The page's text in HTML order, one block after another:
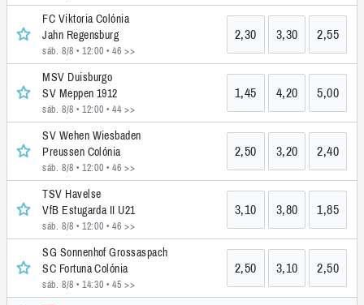
FC Viktoria Colónia
Jahn Regensburg
sáb. 8/8 • 12:00 • 46 >>
2,30 3,30 2,55
MSV Duisburgo
SV Meppen 1912
sáb. 8/8 • 12:00 • 44 >>
1,45 4,20 5,00
SV Wehen Wiesbaden
Preussen Colónia
sáb. 8/8 • 12:00 • 46 >>
2,50 3,20 2,40
TSV Havelse
VfB Estugarda II U21
sáb. 8/8 • 12:00 • 46 >>
3,10 3,80 1,85
SG Sonnenhof Grossaspach
SC Fortuna Colónia
sáb. 8/8 • 14:30 • 45 >>
2,50 3,10 2,50